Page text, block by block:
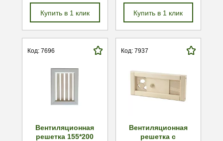
Купить в 1 клик Купить в 1 клик
Код: 7696
Вентиляционная
решетка 155*200
Код: 7937
Вентиляционная
решетка с